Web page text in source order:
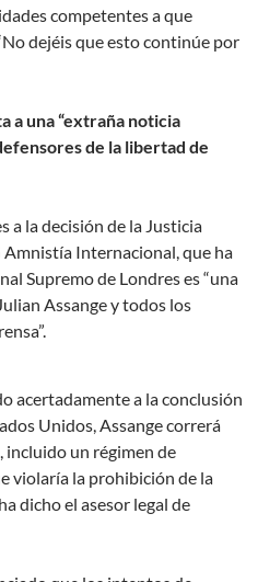
competentes a que
dejéis que esto continúe por
a una “extraña noticia
de la libertad de
a la decisión de la Justicia
Internacional, que ha
Supremo de Londres es “una
Assange y todos los
acertadamente a la conclusión
Unidos, Assange correrá
incluido un régimen de
violaría la prohibición de la
dicho el asesor legal de